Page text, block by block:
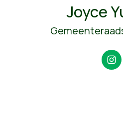
Joyce